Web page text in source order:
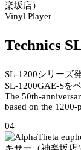
Vinyl Player
Technics
SL-1200シリーズ
SL-1200GAE-Sを
The 50th-
based on the
04